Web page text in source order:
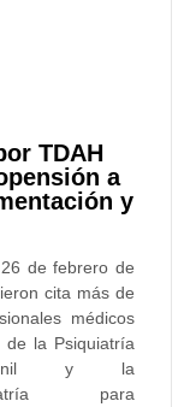
TDAH
a
y
de febrero de
cita más de
médicos
de la Psiquiatría
y la
para